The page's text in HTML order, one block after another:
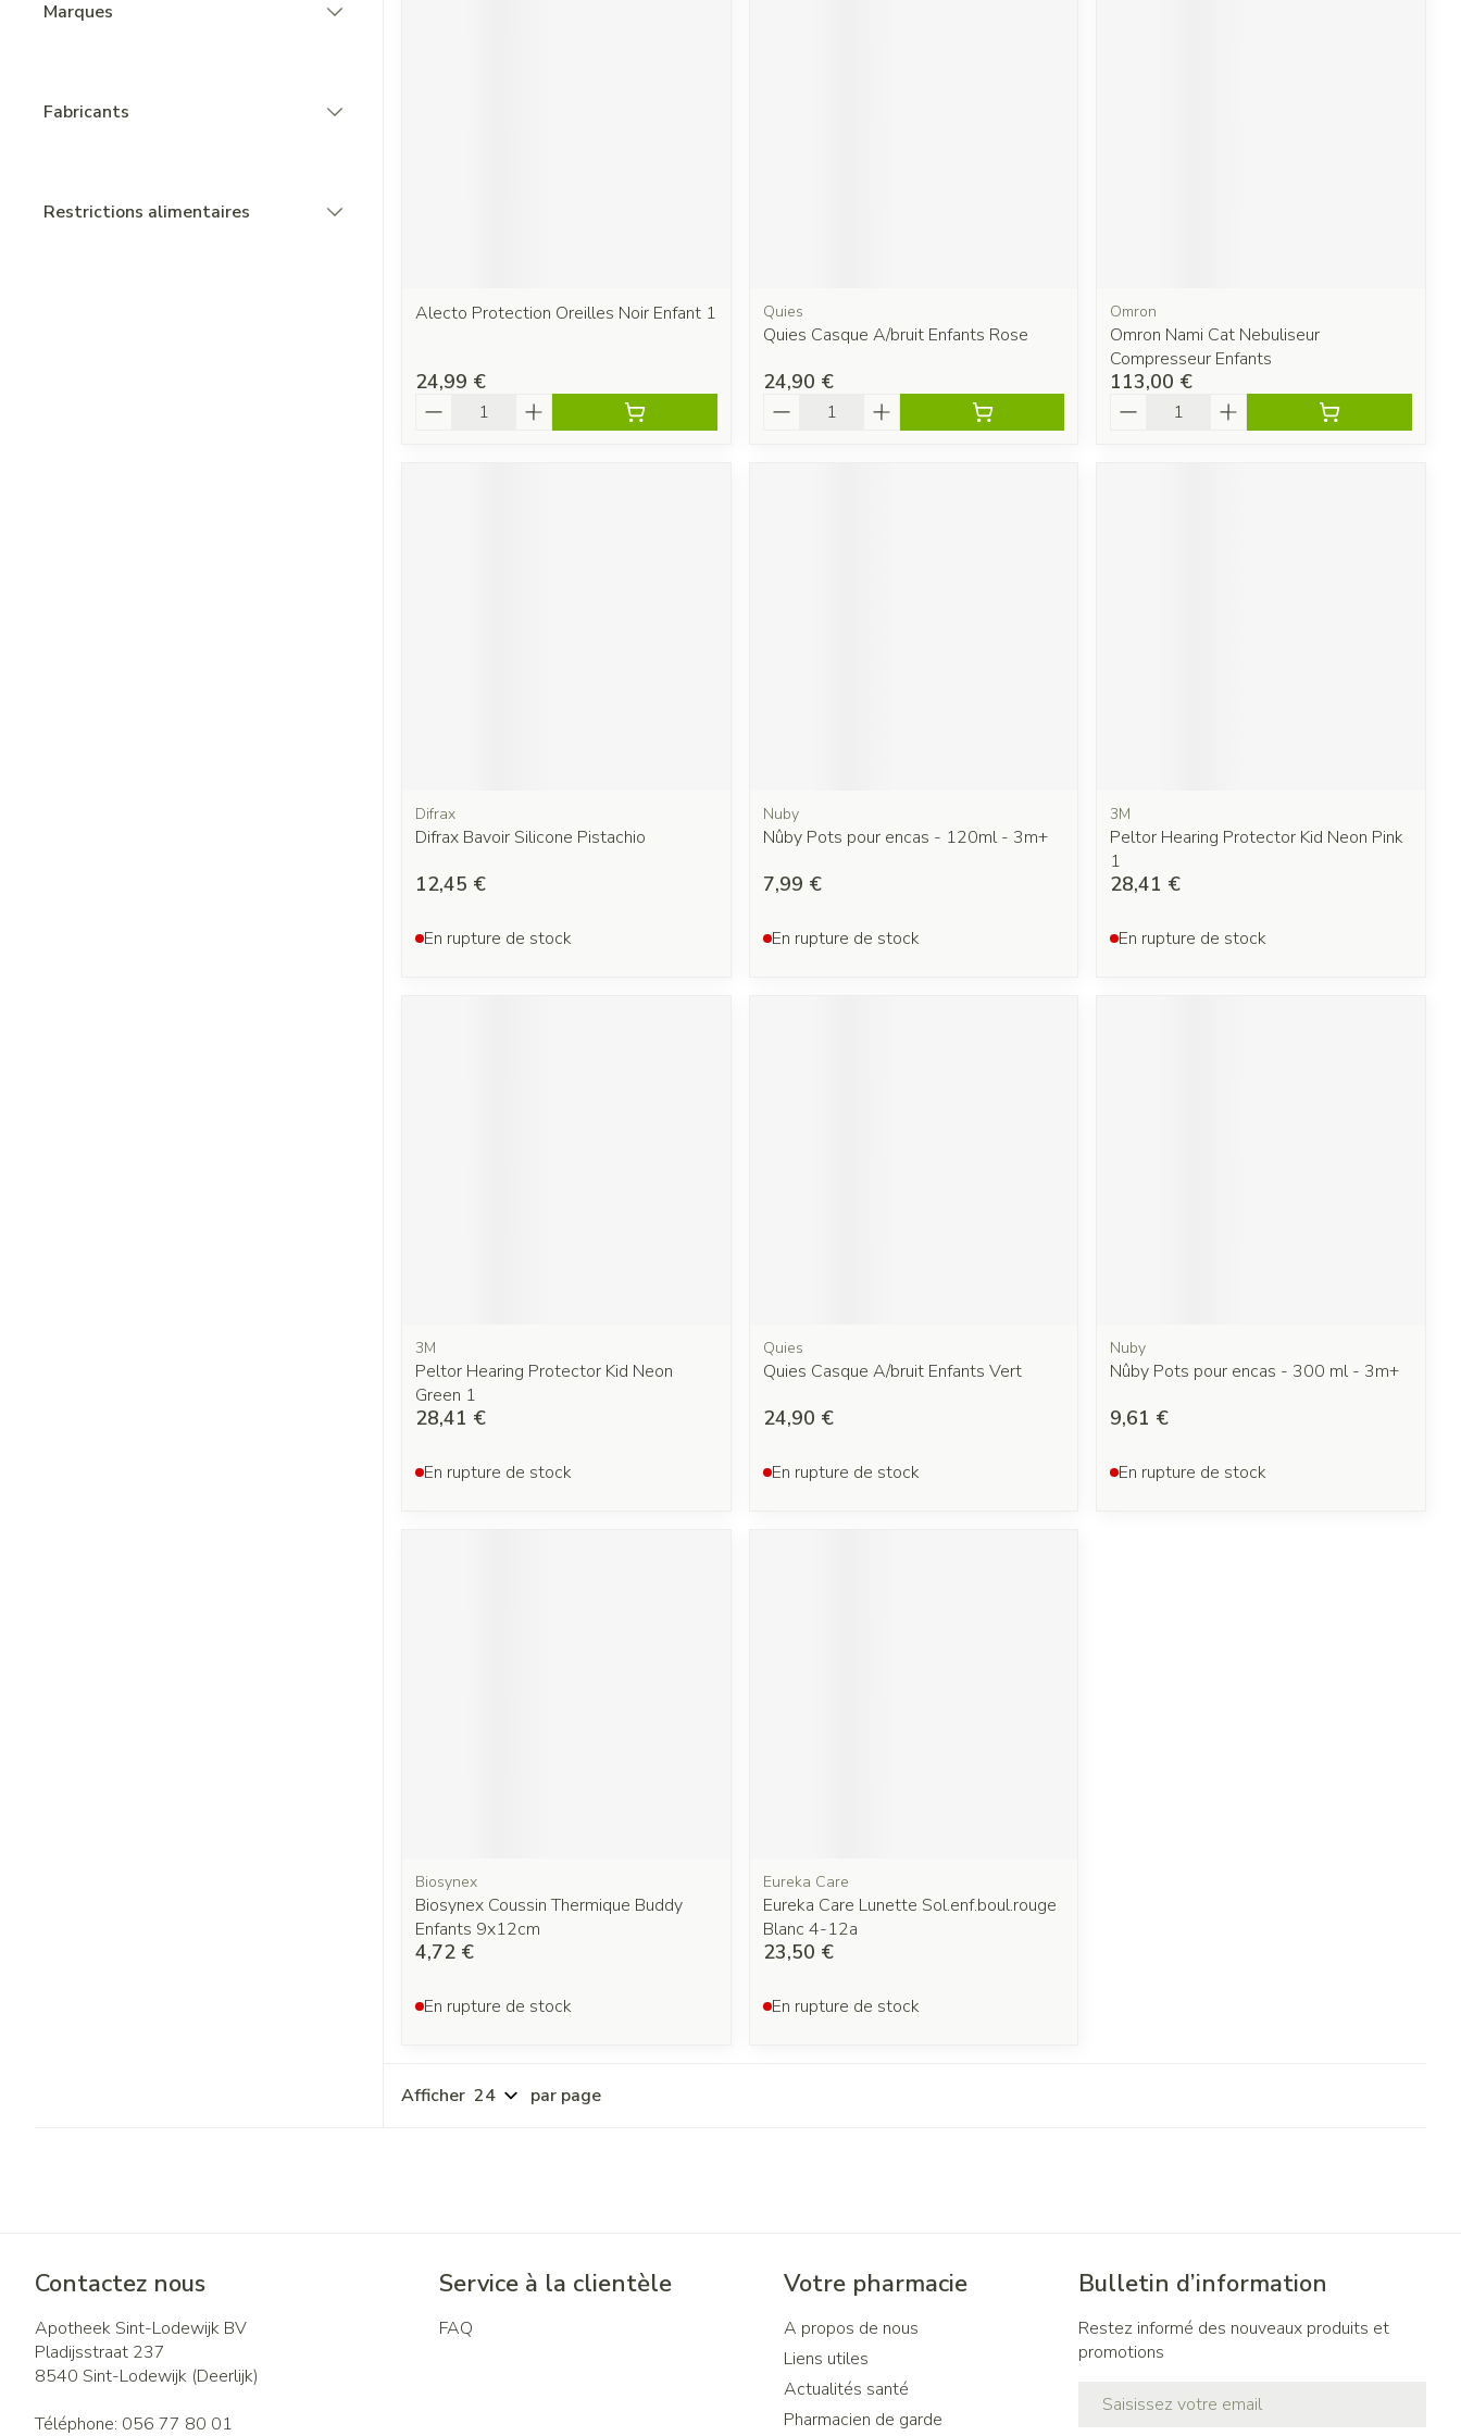
Marques
Fabricants
Restrictions alimentaires
Alecto Protection Oreilles Noir Enfant 1
24,99 €
Quantité
Quies
Quies Casque A/bruit Enfants Rose
24,90 €
Quantité
Omron
Omron Nami Cat Nebuliseur
Compresseur Enfants
113,00 €
Quantité
Difrax
Difrax Bavoir Silicone Pistachio
12,45 €
En rupture de stock
Nuby
Nûby Pots pour encas - 120ml - 3m+
7,99 €
En rupture de stock
3M
Peltor Hearing Protector Kid Neon Pink
1
28,41 €
En rupture de stock
3M
Peltor Hearing Protector Kid Neon
Green 1
28,41 €
En rupture de stock
Quies
Quies Casque A/bruit Enfants Vert
24,90 €
En rupture de stock
Nuby
Nûby Pots pour encas - 300 ml - 3m+
9,61 €
En rupture de stock
Biosynex
Biosynex Coussin Thermique Buddy
Enfants 9x12cm
4,72 €
En rupture de stock
Eureka Care
Eureka Care Lunette Sol.enf.boul.rouge
Blanc 4-12a
23,50 €
En rupture de stock
Afficher par page
Contactez nous
Apotheek Sint-Lodewijk BV
Pladijsstraat 237
8540 Sint-Lodewijk (Deerlijk)
Téléphone: 056 77 80 01
Service à la clientèle
FAQ
Votre pharmacie
A propos de nous
Liens utiles
Actualités santé
Pharmacien de garde
Bulletin d’information
Restez informé des nouveaux produits et
promotions